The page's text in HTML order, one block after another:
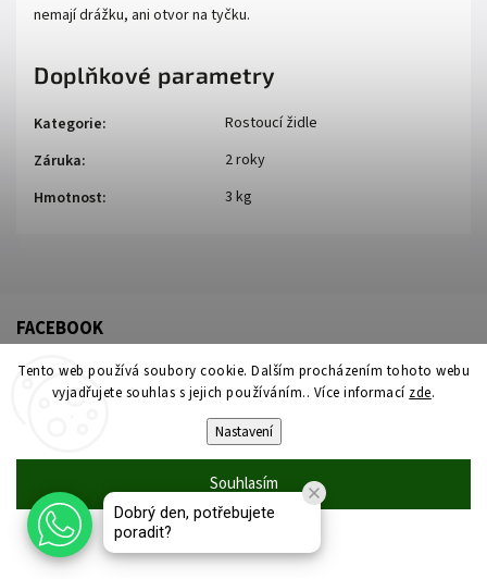
Tento web používá soubory cookie. Dalším procházením tohoto webu
vyjadřujete souhlas s jejich používáním.. Více informací zde.
Nastavení
Souhlasím
nemají drážku, ani otvor na tyčku.
Doplňkové parametry
Kategorie:
Rostoucí židle
Záruka:
2 roky
Hmotnost: 3 kg
FACEBOOK
Copyright 2026Židleproděti. Všechna práva vyhrazena.
Upravit nastavení cookies
VytvořilShoptet| DesignShoptak.cz
Dobrý den, potřebujete
poradit?